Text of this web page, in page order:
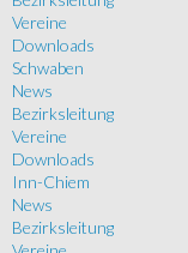
Vereine
Downloads
Schwaben
News
Bezirksleitung
Vereine
Downloads
Inn-Chiem
News
Bezirksleitung